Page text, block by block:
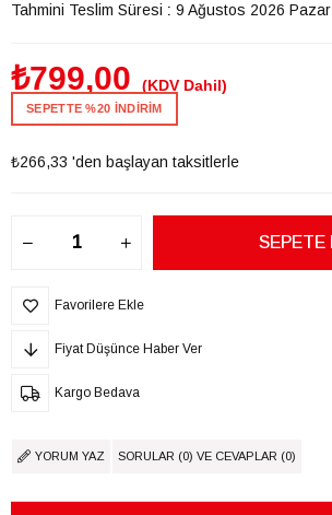
Tahmini Teslim Süresi : 9 Ağustos 2026 Pazar
₺799,00 (KDV Dahil)
SEPETTE %20 İNDİRİM
₺266,33 'den başlayan taksitlerle
Favorilere Ekle
Fiyat Düşünce Haber Ver
Kargo Bedava
YORUM YAZ SORULAR (0) VE CEVAPLAR (0)